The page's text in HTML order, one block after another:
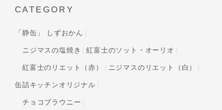
CATEGORY
「静缶」 しずおかん
ニジマスの塩焼き 紅富士のソット・オーリオ
紅富士のリエット（赤） ニジマスのリエット（白）
缶詰キッチンオリジナル
チョコブラウニー